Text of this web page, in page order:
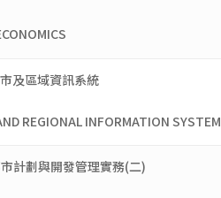
及區域資訊系統
REGIONAL INFORMATION SYSTEM
計劃與開發管理實務(二)